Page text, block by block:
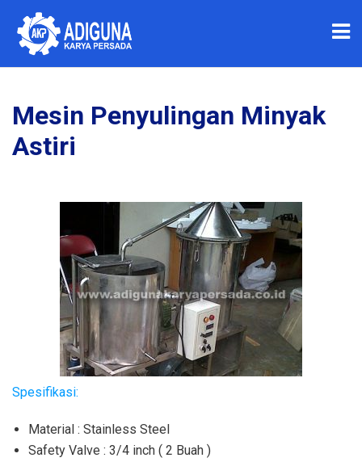
Mesin Penyulingan Minyak
Astiri
Spesifikasi:
Material : Stainless Steel
Safety Valve : 3/4 inch ( 2 Buah )